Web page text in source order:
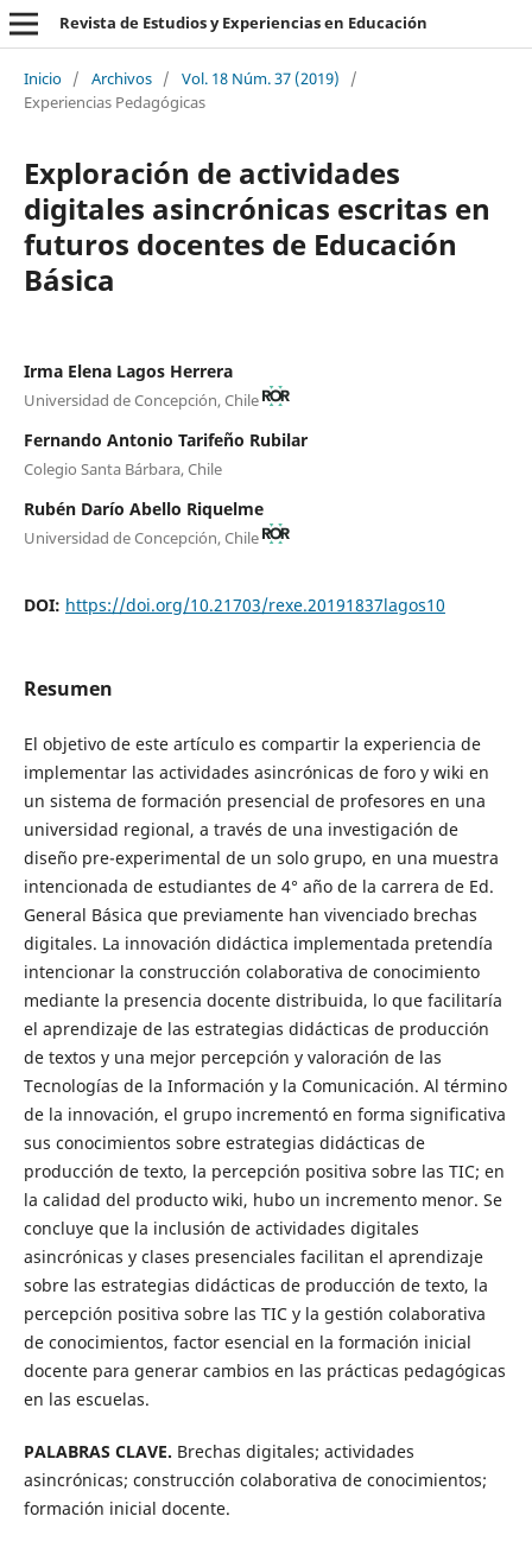
Revista de Estudios y Experiencias en Educación
Inicio / Archivos / Vol. 18 Núm. 37 (2019)
/
Experiencias Pedagógicas
Exploración de actividades
digitales asincrónicas escritas en
futuros docentes de Educación
Básica
Irma Elena Lagos Herrera
Universidad de Concepción, Chile
Fernando Antonio Tarifeño Rubilar
Colegio Santa Bárbara, Chile
Rubén Darío Abello Riquelme
Universidad de Concepción, Chile
DOI: https://doi.org/10.21703/rexe.20191837lagos10
Resumen
El objetivo de este artículo es compartir la experiencia de
implementar las actividades asincrónicas de foro y wiki en
un sistema de formación presencial de profesores en una
universidad regional, a través de una investigación de
diseño pre-experimental de un solo grupo, en una muestra
intencionada de estudiantes de 4° año de la carrera de Ed.
General Básica que previamente han vivenciado brechas
digitales. La innovación didáctica implementada pretendía
intencionar la construcción colaborativa de conocimiento
mediante la presencia docente distribuida, lo que facilitaría
el aprendizaje de las estrategias didácticas de producción
de textos y una mejor percepción y valoración de las
Tecnologías de la Información y la Comunicación. Al término
de la innovación, el grupo incrementó en forma significativa
sus conocimientos sobre estrategias didácticas de
producción de texto, la percepción positiva sobre las TIC; en
la calidad del producto wiki, hubo un incremento menor. Se
concluye que la inclusión de actividades digitales
asincrónicas y clases presenciales facilitan el aprendizaje
sobre las estrategias didácticas de producción de texto, la
percepción positiva sobre las TIC y la gestión colaborativa
de conocimientos, factor esencial en la formación inicial
docente para generar cambios en las prácticas pedagógicas
en las escuelas.
PALABRAS CLAVE. Brechas digitales; actividades
asincrónicas; construcción colaborativa de conocimientos;
formación inicial docente.